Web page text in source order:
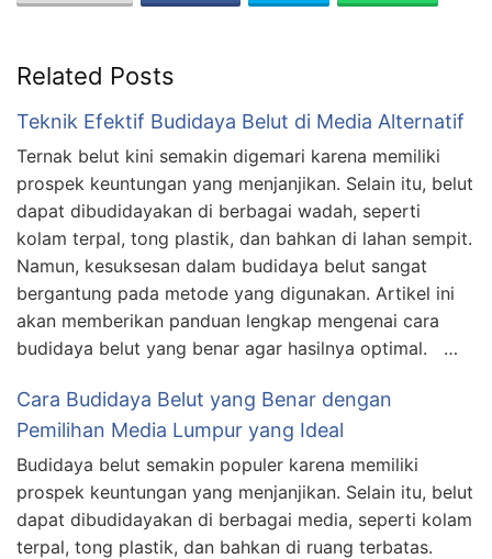
Related Posts
Teknik Efektif Budidaya Belut di Media Alternatif
Ternak belut kini semakin digemari karena memiliki
prospek keuntungan yang menjanjikan. Selain itu, belut
dapat dibudidayakan di berbagai wadah, seperti
kolam terpal, tong plastik, dan bahkan di lahan sempit.
Namun, kesuksesan dalam budidaya belut sangat
bergantung pada metode yang digunakan. Artikel ini
akan memberikan panduan lengkap mengenai cara
budidaya belut yang benar agar hasilnya optimal. …
Cara Budidaya Belut yang Benar dengan
Pemilihan Media Lumpur yang Ideal
Budidaya belut semakin populer karena memiliki
prospek keuntungan yang menjanjikan. Selain itu, belut
dapat dibudidayakan di berbagai media, seperti kolam
terpal, tong plastik, dan bahkan di ruang terbatas.